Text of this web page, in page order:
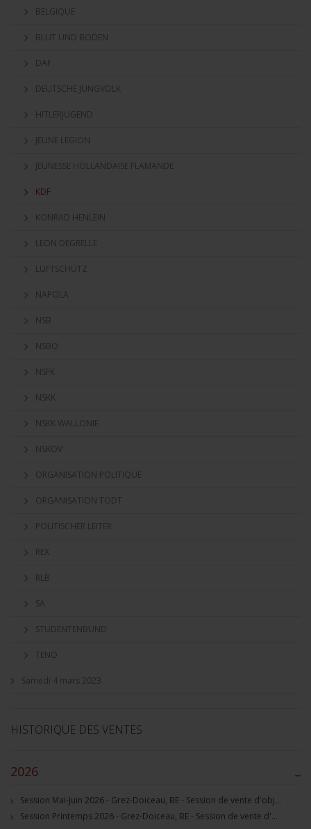
BELGIQUE
BLUT UND BODEN
DAF
DEUTSCHE JUNGVOLK
HITLERJUGEND
JEUNE LEGION
JEUNESSE HOLLANDAISE FLAMANDE
KDF
KONRAD HENLEIN
LEON DEGRELLE
LUFTSCHUTZ
NAPOLA
NSB
NSBO
NSFK
NSKK
NSKK WALLONIE
NSKOV
ORGANISATION POLITIQUE
ORGANISATION TODT
POLITISCHER LEITER
REX
RLB
SA
STUDENTENBUND
TENO
Samedi 4 mars 2023
HISTORIQUE DES VENTES
–
2026
Session Mai-Juin 2026 - Grez-Doiceau, BE - Session de vente d'objets militaire et souvenirs historiques
Session Printemps 2026 - Grez-Doiceau, BE - Session de vente d'objets militaire et souvenirs historiques